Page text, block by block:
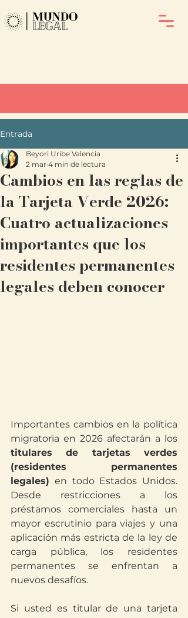
Entrada
Cambios en las reglas de
la Tarjeta Verde 2026:
Cuatro actualizaciones
importantes que los
residentes permanentes
legales deben conocer
Beyori Uribe Valencia
2 mar 4 min de lectura
Importantes cambios en la política
titulares de tarjetas verdes
(residentes permanentes
legales) en todo Estados Unidos.
Desde restricciones a los
préstamos comerciales hasta un
mayor escrutinio para viajes y una
aplicación más estricta de la ley de
carga pública, los residentes
permanentes se enfrentan a
nuevos desafíos.
Si usted es titular de una tarjeta